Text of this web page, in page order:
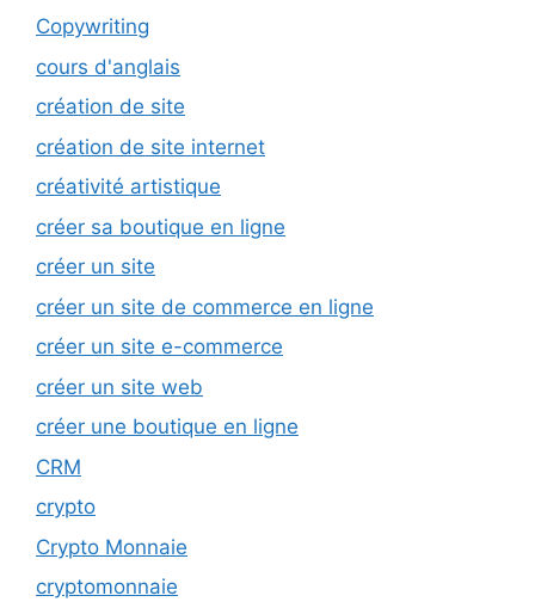
Copywriting
cours d'anglais
création de site
création de site internet
créativité artistique
créer sa boutique en ligne
créer un site
créer un site de commerce en ligne
créer un site e-commerce
créer un site web
créer une boutique en ligne
CRM
crypto
Crypto Monnaie
cryptomonnaie